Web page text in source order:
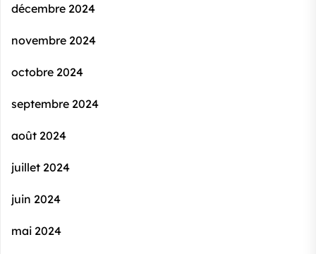
décembre 2024
novembre 2024
octobre 2024
septembre 2024
août 2024
juillet 2024
juin 2024
mai 2024